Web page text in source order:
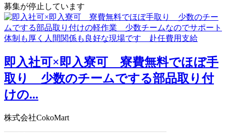
募集が停止しています
即入社可×即入寮可 寮費無料でほぼ手
取り 少数のチームでする部品取り付
けの...
株式会社CokoMart